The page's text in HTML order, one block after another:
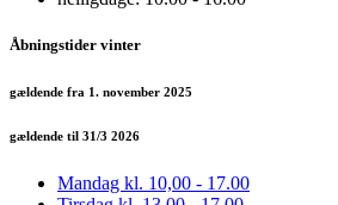
Åbningstider vinter
gældende fra 1. november 2025
gældende til 31/3 2026
Mandag kl. 10,00 - 17.00